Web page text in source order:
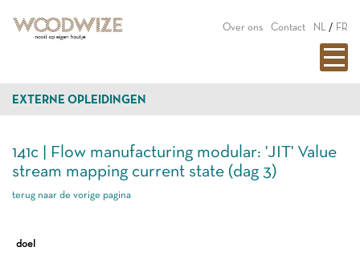
Over ons Contact NL / FR
EXTERNE OPLEIDINGEN
141c | Flow manufacturing modular: 'JIT' Value
stream mapping current state (dag 3)
terug naar de vorige pagina
doel